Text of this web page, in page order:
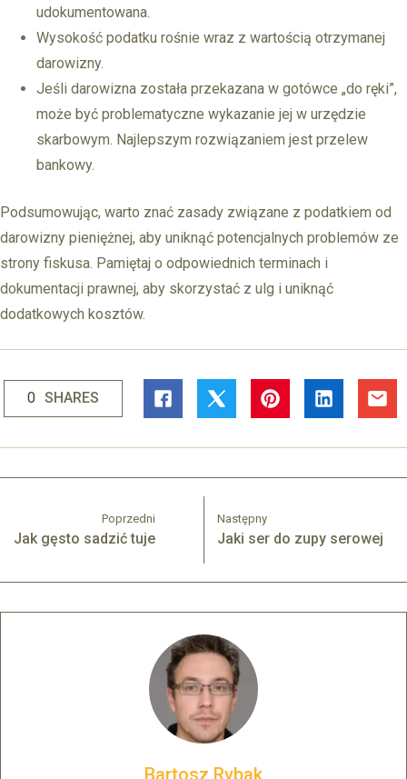
udokumentowana.
Wysokość podatku rośnie wraz z wartością otrzymanej
darowizny.
Jeśli darowizna została przekazana w gotówce „do ręki”,
może być problematyczne wykazanie jej w urzędzie
skarbowym. Najlepszym rozwiązaniem jest przelew
bankowy.
Podsumowując, warto znać zasady związane z podatkiem od
darowizny pieniężnej, aby uniknąć potencjalnych problemów ze
strony fiskusa. Pamiętaj o odpowiednich terminach i
dokumentacji prawnej, aby skorzystać z ulg i uniknąć
dodatkowych kosztów.
0 SHARES
Poprzedni
Jak gęsto sadzić tuje
Następny
Jaki ser do zupy serowej
Bartosz Rybak